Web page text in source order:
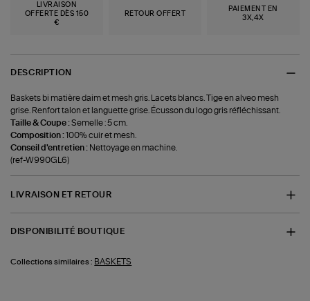
LIVRAISON
OFFERTE DÈS 150
€
RETOUR OFFERT
PAIEMENT EN
3X,4X
DESCRIPTION
Baskets bi matière daim et mesh gris. Lacets blancs. Tige en alveo mesh
grise. Renfort talon et languette grise. Écusson du logo gris réfléchissant.
Taille & Coupe :Semelle : 5 cm.
Composition :100% cuir et mesh.
Conseil d'entretien : Nettoyage en machine.
(ref-W990GL6)
LIVRAISON ET RETOUR
DISPONIBILITÉ BOUTIQUE
Collections similaires : BASKETS